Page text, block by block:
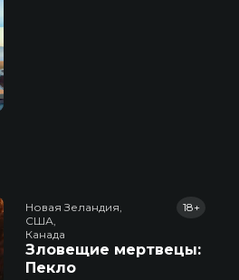
Новая Зеландия,
США,
Канада
Зловещие мертвецы:
Пекло
18+